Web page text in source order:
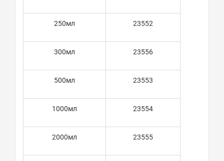
250мл 23552
300мл 23556
500мл 23553
1000мл 23554
2000мл 23555